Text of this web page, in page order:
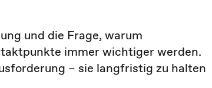
und die Frage, warum
immer wichtiger werden.
– sie langfristig zu halten